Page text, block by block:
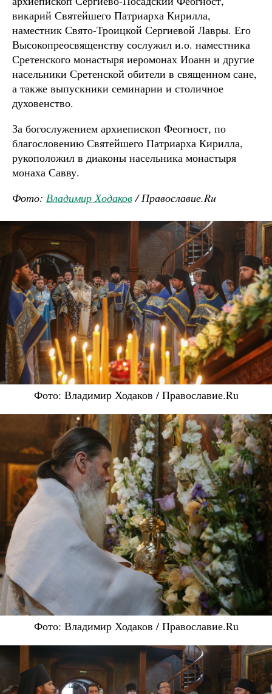
викарий Святейшего Патриарха Кирилла,
наместник Свято-Троицкой Сергиевой Лавры. Его
Высокопреосвященству сослужил и.о. наместника
Сретенского монастыря иеромонах Иоанн и другие
насельники Сретенской обители в священном сане,
а также выпускники семинарии и столичное
духовенство.
За богослужением архиепископ Феогност, по
благословению Святейшего Патриарха Кирилла,
рукоположил в диаконы насельника монастыря
монаха Савву.
Фото: Владимир Ходаков/ Православие.Ru
Фото: Владимир Ходаков / Православие.Ru
Фото: Владимир Ходаков / Православие.Ru